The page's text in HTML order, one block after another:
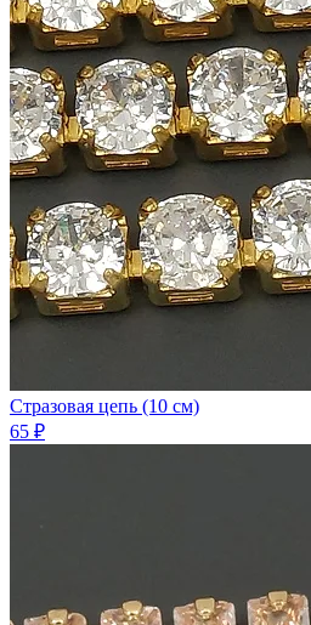
Стразовая цепь (10 см)
65 ₽